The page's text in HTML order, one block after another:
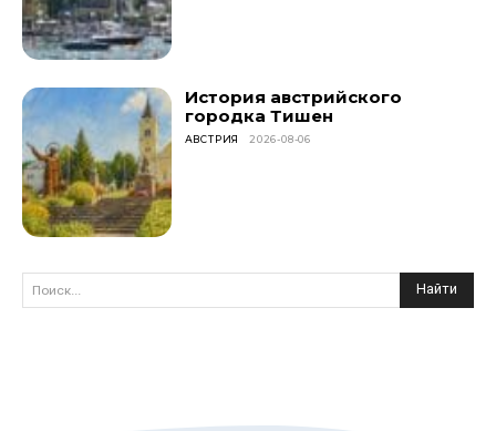
История австрийского
городка Тишен
АВСТРИЯ 2026-08-06
Поиск... Найти